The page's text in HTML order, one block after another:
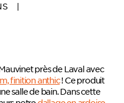
|
près de Laval avec
finition anthic! Ce produit
salle de bain. Dans cette